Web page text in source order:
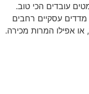
עובדים הכי טוב.
עסקיים רחבים
או אפילו המרות מכירה.